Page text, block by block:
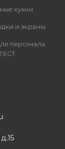
кухни
и экраны
персонала